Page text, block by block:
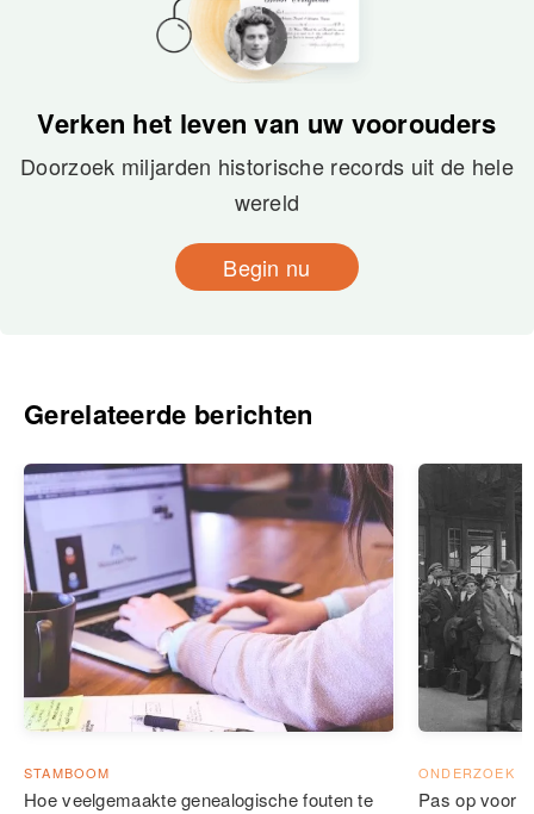
Verken het leven van uw voorouders
Doorzoek miljarden historische records uit de hele
wereld
Begin nu
Gerelateerde berichten
STAMBOOM
Hoe veelgemaakte genealogische fouten te
ONDERZOEK
Pas op voor